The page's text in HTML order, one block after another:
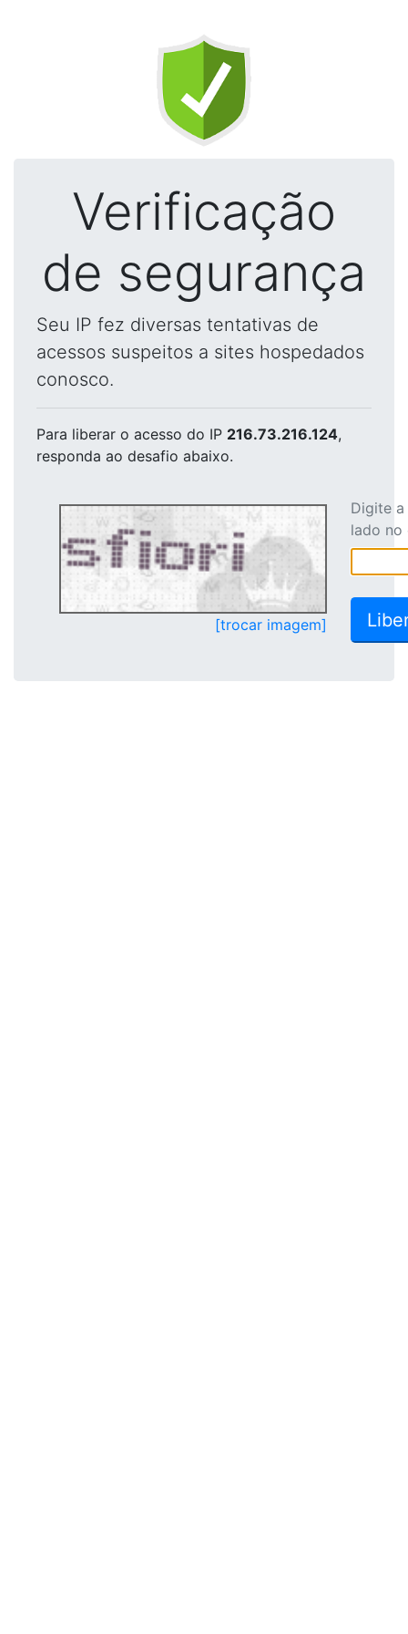
Verificação
de segurança
Seu IP fez diversas tentativas de
acessos suspeitos a sites hospedados
conosco.
Para liberar o acesso do IP 216.73.216.124,
responda ao desafio abaixo.
[trocar imagem]
Digite
lado no